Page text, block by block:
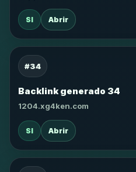
SI Abrir
#34
Backlink generado 34
1204.xg4ken.com
SI Abrir